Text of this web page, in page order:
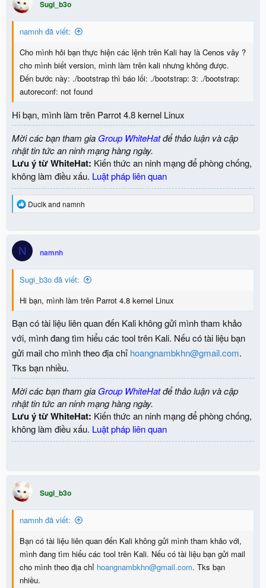
Sugi_b3o
namnh đã viết:
Cho mình hỏi bạn thực hiện các lệnh trên Kali hay là Cenos vây ?
cho mình biết version, mình làm trên kali nhưng không được.
Đến bước này: ./bootstrap thì báo lối: ./bootstrap: 3: ./bootstrap:
autoreconf: not found
Hi bạn, mình làm trên Parrot 4.8 kernel Linux
Mời các bạn tham gia Group WhiteHatđể thảo luận và cập
nhật tin tức an ninh mạng hàng ngày.
Lưu ý từ WhiteHat: Kiến thức an ninh mạng để phòng chống,
không làm điều xấu. Luật pháp liên quan
R
t
o
n
s
Duclkand namnh
N namnh
Sugi_b3o đã viết:
Hi bạn, mình làm trên Parrot 4.8 kernel Linux
Bạn có tài liệu liên quan đến Kali không gửi mình tham khảo
với, mình đang tìm hiểu các tool trên Kali. Nếu có tài liệu bạn
gửi mail cho mình theo địa chỉ hoangnambkhn@gmail.com.
Tks bạn nhiều.
Mời các bạn tham gia Group WhiteHatđể thảo luận và cập
nhật tin tức an ninh mạng hàng ngày.
Lưu ý từ WhiteHat: Kiến thức an ninh mạng để phòng chống,
không làm điều xấu. Luật pháp liên quan
Sugi_b3o
namnh đã viết:
Bạn có tài liệu liên quan đến Kali không gửi mình tham khảo với,
mình đang tìm hiểu các tool trên Kali. Nếu có tài liệu bạn gửi mail
cho mình theo địa chỉ hoangnambkhn@gmail.com. Tks bạn
nhiều.